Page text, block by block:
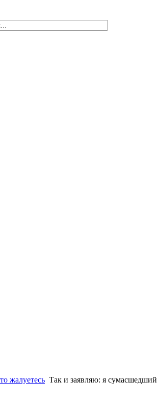
жалуетесь Так и заявляю: я сумасшедший